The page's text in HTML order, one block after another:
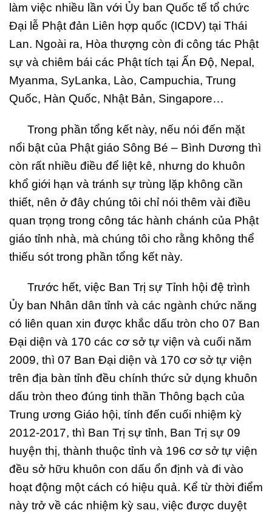
làm việc nhiều lần với Ủy ban Quốc tế tổ chức
Đại lễ Phật đản Liên hợp quốc (ICDV) tại Thái
Lan. Ngoài ra, Hòa thượng còn đi công tác Phật
sự và chiêm bái các Phật tích tại Ấn Độ, Nepal,
Myanma, SyLanka, Lào, Campuchia, Trung
Quốc, Hàn Quốc, Nhật Bản, Singapore…
Trong phần tổng kết này, nếu nói đến mặt
nổi bật của Phật giáo Sông Bé – Bình Dương thì
còn rất nhiều điều để liệt kê, nhưng do khuôn
khổ giới hạn và tránh sự trùng lặp không cần
thiết, nên ở đây chúng tôi chỉ nói thêm vài điều
quan trọng trong công tác hành chánh của Phật
giáo tỉnh nhà, mà chúng tôi cho rằng không thể
thiếu sót trong phần tổng kết này.
Trước hết, việc Ban Trị sự Tỉnh hội đệ trình
Ủy ban Nhân dân tỉnh và các ngành chức năng
có liên quan xin được khắc dấu tròn cho 07 Ban
Đại diện và 170 các cơ sở tự viện và cuối năm
2009, thì 07 Ban Đại diện và 170 cơ sở tự viện
trên địa bàn tỉnh đều chính thức sử dụng khuôn
dấu tròn theo đúng tinh thần Thông bạch của
Trung ương Giáo hội, tính đến cuối nhiệm kỳ
2012-2017, thì Ban Trị sự tỉnh, Ban Trị sự 09
huyện thị, thành thuộc tỉnh và 196 cơ sở tự viện
đều sở hữu khuôn con dấu ổn định và đi vào
hoạt động một cách có hiệu quả. Kể từ thời điểm
này trở về các nhiệm kỳ sau, việc được duyệt